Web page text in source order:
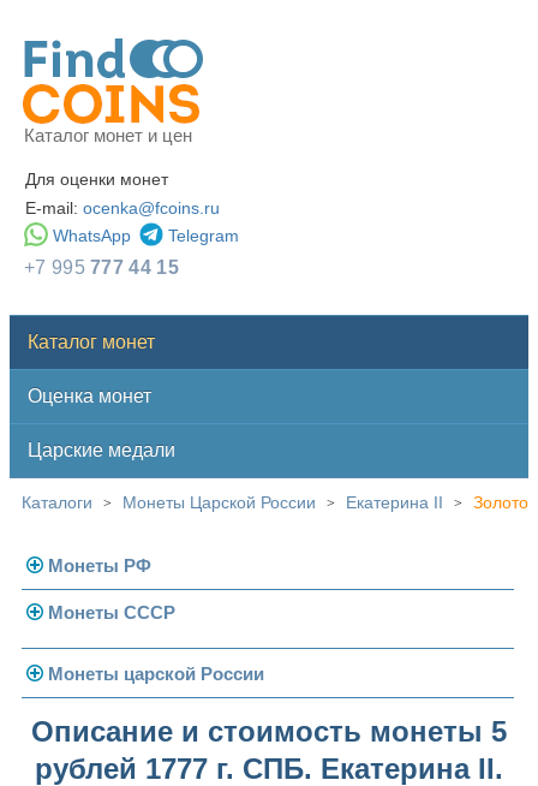
Каталог монет и цен
Для оценки монет
E-mail: ocenka@fcoins.ru
WhatsApp
Telegram
+7 995777 44 15
Каталог монет
Оценка монет
Царские медали
Каталоги > Монеты Царской России > Екатерина II > Золото
Монеты РФ
Современная Россия
Монеты 1991-1993 гг.
Монеты СССР
Погодовка СССР
Монеты 1958 года
Золотые червонцы
Монеты царской России
Николай II (1894-1917)
Золото
Александр III (1881-1894)
Описание и стоимость монеты 5
рублей 1777 г. СПБ. Екатерина II.